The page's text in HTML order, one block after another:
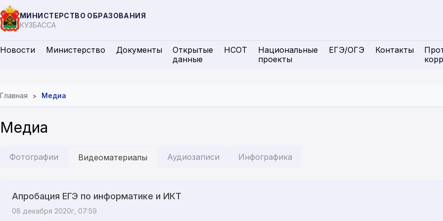
МИНИСТЕРСТВО ОБРАЗОВАНИЯ
КУЗБАССА
Новости Министерство Документы
Открытые
данные
НСОТ
Национальные
проекты
ЕГЭ/ОГЭ Контакты
Главная Медиа
Медиа
Фотографии Видеоматериалы Аудиозаписи Инфографика
Апробация ЕГЭ по информатике и ИКТ
08 декабря 2020г, 07:59